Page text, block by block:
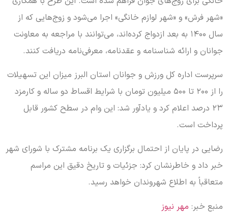
«شهر فرش» و «شهر لوازم خانگی» اجرا می‌شود و زوج‌هایی که از
سال ۱۴۰۰ به بعد ازدواج کرده‌اند، می‌توانند با مراجعه به معاونت
جوانان و ارائه شناسنامه و عقدنامه، معرفی‌نامه دریافت کنند.
سرپرست اداره کل ورزش و جوانان استان البرز میزان این تسهیلات
را از ۲۰۰ تا ۵۰۰ میلیون تومان با شرایط اقساط دو ساله و کارمزد
۲۳ درصد اعلام کرد و یادآور شد: این وام در سطح کشور قابل
پرداخت است.
رضایی در پایان از احتمال برگزاری یک برنامه مشترک با شورای شهر
خبر داد و خاطرنشان کرد: جزئیات و تاریخ دقیق این مراسم
متعاقباً به اطلاع شهروندان خواهد رسید.
منبع خبر: مهر نیوز